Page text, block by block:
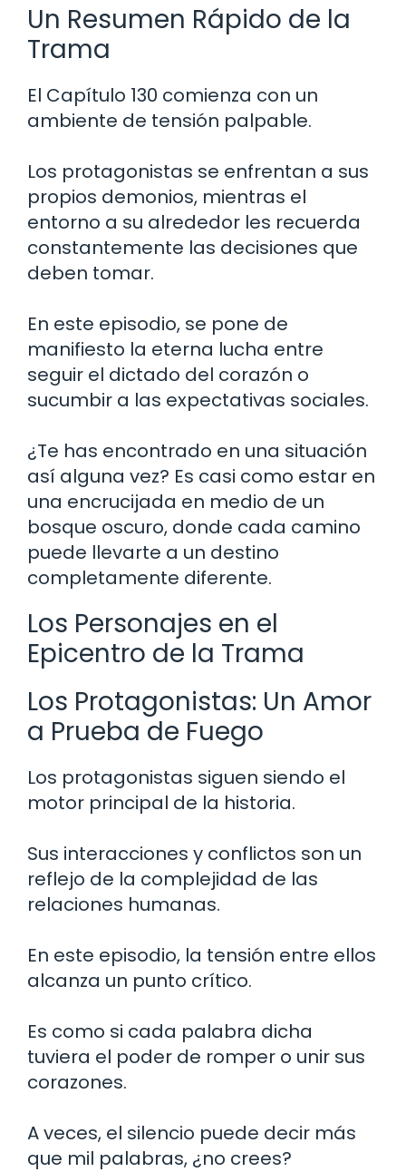
Un Resumen Rápido de la
Trama
El Capítulo 130 comienza con un
ambiente de tensión palpable.
Los protagonistas se enfrentan a sus
propios demonios, mientras el
entorno a su alrededor les recuerda
constantemente las decisiones que
deben tomar.
En este episodio, se pone de
manifiesto la eterna lucha entre
seguir el dictado del corazón o
sucumbir a las expectativas sociales.
¿Te has encontrado en una situación
así alguna vez? Es casi como estar en
una encrucijada en medio de un
bosque oscuro, donde cada camino
puede llevarte a un destino
completamente diferente.
Los Personajes en el
Epicentro de la Trama
Los Protagonistas: Un Amor
a Prueba de Fuego
Los protagonistas siguen siendo el
motor principal de la historia.
Sus interacciones y conflictos son un
reflejo de la complejidad de las
relaciones humanas.
En este episodio, la tensión entre ellos
alcanza un punto crítico.
Es como si cada palabra dicha
tuviera el poder de romper o unir sus
corazones.
A veces, el silencio puede decir más
que mil palabras, ¿no crees?